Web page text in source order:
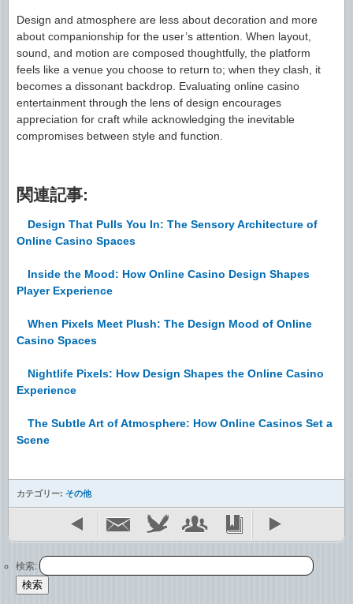
Design and atmosphere are less about decoration and more
about companionship for the user’s attention. When layout,
sound, and motion are composed thoughtfully, the platform
feels like a venue you choose to return to; when they clash, it
becomes a dissonant backdrop. Evaluating online casino
entertainment through the lens of design encourages
appreciation for craft while acknowledging the inevitable
compromises between style and function.
関連記事:
Design That Pulls You In: The Sensory Architecture of
Online Casino Spaces
Inside the Mood: How Online Casino Design Shapes
Player Experience
When Pixels Meet Plush: The Design Mood of Online
Casino Spaces
Nightlife Pixels: How Design Shapes the Online Casino
Experience
The Subtle Art of Atmosphere: How Online Casinos Set a
Scene
カテゴリー: その他
検索: